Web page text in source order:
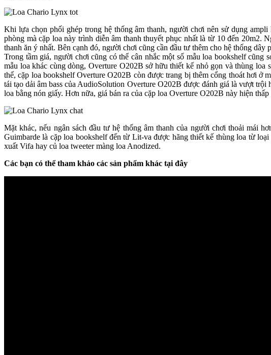
Khi lựa chọn phối ghép trong hệ thống âm thanh, người chơi nên sử dụng
phòng mà cặp loa này trình diễn âm thanh thuyết phục nhất là từ 10 đến
thanh ăn ý nhất. Bên cạnh đó, người chơi cũng cần đầu tư thêm cho hệ thống
Trong tầm giá, người chơi cũng có thể cân nhắc một số mẫu loa bookshelf
mẫu loa khác cùng dòng, Overture O202B sở hữu thiết kế nhỏ gọn và thùng
thế, cặp loa bookshelf Overture O202B còn được trang bị thêm cổng thoát hơi ở
tái tạo dải âm bass của AudioSolution Overture O202B được đánh giá là vượt
loa bằng nón giấy. Hơn nữa, giá bán ra của cặp loa Overture O202B này hiện
Mặt khác, nếu ngân sách đầu tư hệ thống âm thanh của người chơi thoải mái
Guimbarde là cặp loa bookshelf đến từ Lit-va được hãng thiết kế thùng loa từ
xuất Vifa hay củ loa tweeter màng loa Anodized.
Các bạn có thể tham khảo các sản phẩm khác tại đây